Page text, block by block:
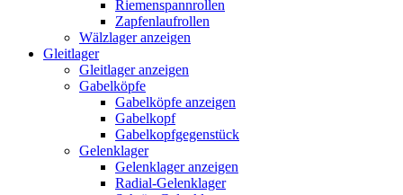
Riemenspannrollen
Zapfenlaufrollen
Wälzlager anzeigen
Gleitlager
Gleitlager anzeigen
Gabelköpfe
Gabelköpfe anzeigen
Gabelkopf
Gabelkopfgegenstück
Gelenklager
Gelenklager anzeigen
Radial-Gelenklager